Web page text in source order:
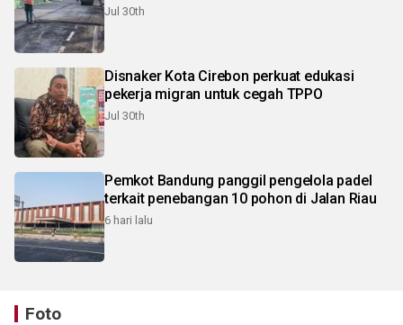
Jul 30th
Disnaker Kota Cirebon perkuat edukasi
pekerja migran untuk cegah TPPO
Jul 30th
Pemkot Bandung panggil pengelola padel
terkait penebangan 10 pohon di Jalan Riau
6 hari lalu
Foto